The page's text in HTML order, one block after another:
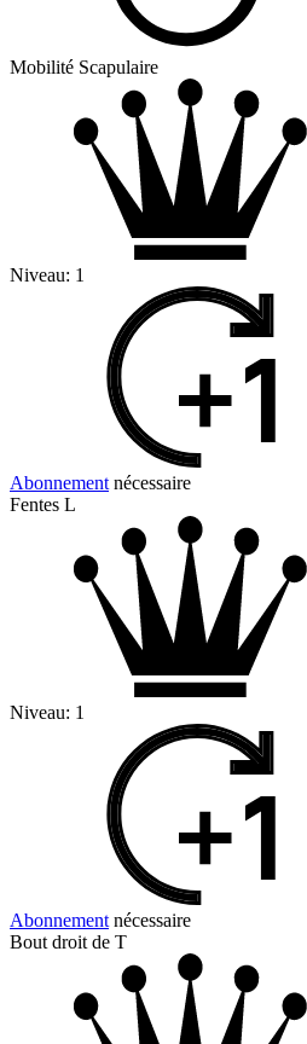
Mobilité Scapulaire
Niveau: 1
Abonnement nécessaire
Fentes L
Niveau: 1
Abonnement nécessaire
Bout droit de T